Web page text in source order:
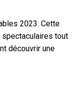
2023. Cette
spectaculaires tout
découvrir une